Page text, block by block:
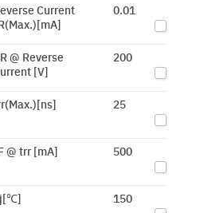
Current
0.01
@ Reverse
[V]
200
25
@ trr [mA] 500
150